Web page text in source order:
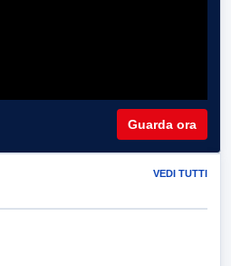
Guarda ora
VEDI TUTTI